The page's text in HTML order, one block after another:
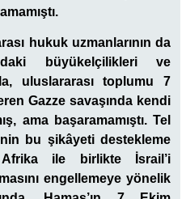
hukuk uzmanlarının da
büyükelçilikleri ve
uluslararası toplumu 7
Gazze savaşında kendi
ama başaramamıştı. Tel
bu şikâyeti destekleme
ile birlikte İsrail’i
engellemeye yönelik